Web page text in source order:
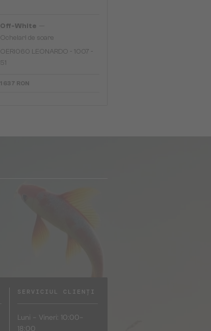
Off-White
Ochelari de soare
OERI060 LEONARDO - 1007 -
51
1 637 RON
SERVICIUL CLIENȚI
Luni - Vineri: 10:00-
18:00